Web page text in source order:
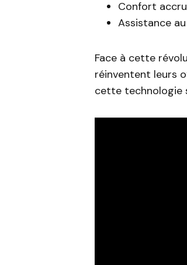
Confort
Assistance
Face à cette
réinventent leurs
cette technologie